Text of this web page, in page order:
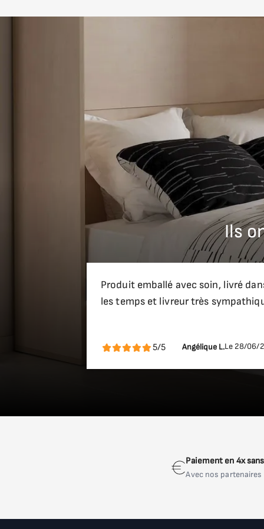
préférences esthétiques.
Nous vous recommandons d'effectuer le montage
Ils
Produit emballé avec soin, livré
les temps et livreur très
5/5 Angélique L.Le 28/06/
Paiement en 4x
Avec nos partenaires